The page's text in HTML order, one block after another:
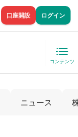
口座開設 ログイン
コンテンツ
ニュース